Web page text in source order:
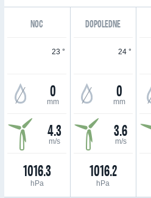
NOC DOPOLEDNE
23 °
0
mm
4.3
m/s
1016.3
hPa
24 °
0
mm
3.6
m/s
1016.2
hPa